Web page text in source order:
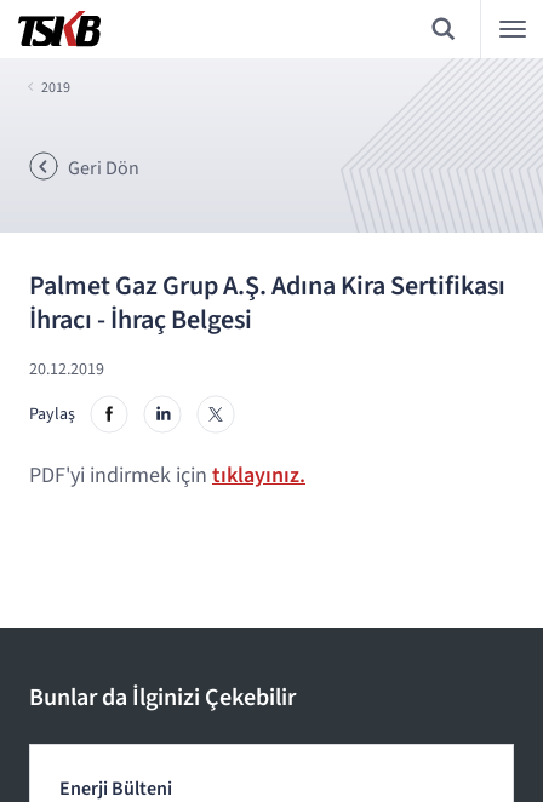
2019
Geri Dön
Palmet Gaz Grup A.Ş. Adına Kira Sertifikası
İhracı - İhraç Belgesi
20.12.2019
Paylaş
PDF'yi indirmek için tıklayınız.
Bunlar da İlginizi Çekebilir
Enerji Bülteni